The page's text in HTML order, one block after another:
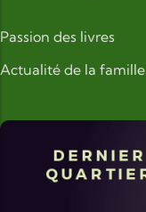
Passion des livres
Actualité de la famille